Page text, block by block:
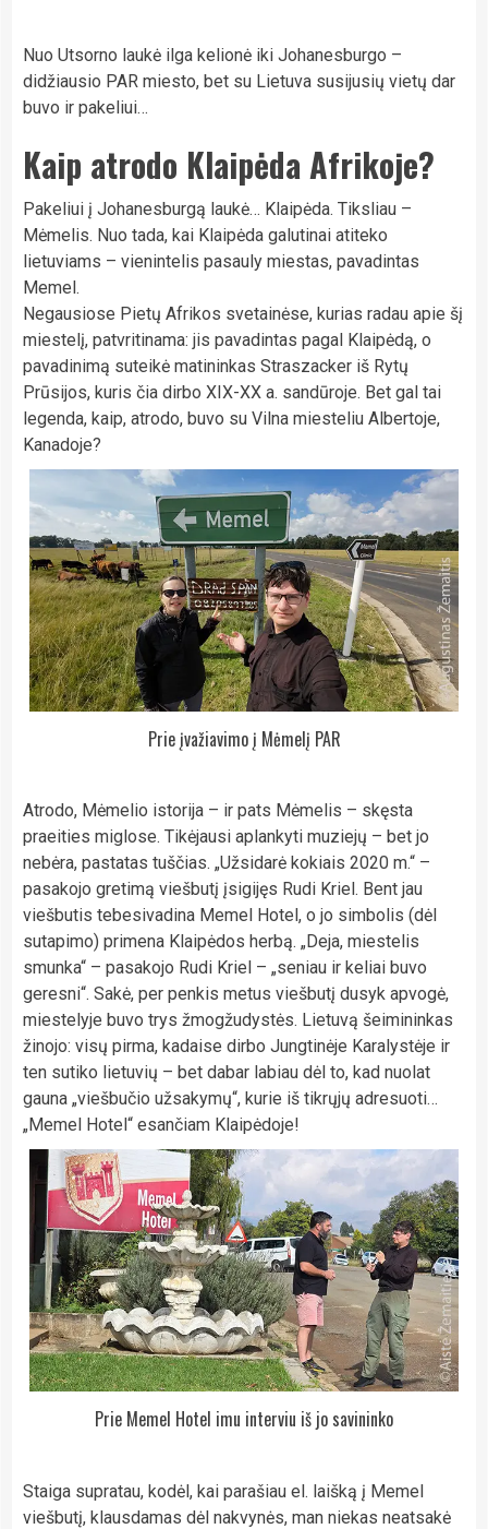
Nuo Utsorno laukė ilga kelionė iki Johanesburgo –
didžiausio PAR miesto, bet su Lietuva susijusių vietų dar
buvo ir pakeliui…
Kaip atrodo Klaipėda Afrikoje?
Pakeliui į Johanesburgą laukė… Klaipėda. Tiksliau –
Mėmelis. Nuo tada, kai Klaipėda galutinai atiteko
lietuviams – vienintelis pasauly miestas, pavadintas
Memel.
Negausiose Pietų Afrikos svetainėse, kurias radau apie šį
miestelį, patvritinama: jis pavadintas pagal Klaipėdą, o
pavadinimą suteikė matininkas Straszacker iš Rytų
Prūsijos, kuris čia dirbo XIX-XX a. sandūroje. Bet gal tai
legenda, kaip, atrodo, buvo su Vilna miesteliu Albertoje,
Kanadoje?
Prie įvažiavimo į Mėmelį PAR
Atrodo, Mėmelio istorija – ir pats Mėmelis – skęsta
praeities miglose. Tikėjausi aplankyti muziejų – bet jo
nebėra, pastatas tuščias. „Užsidarė kokiais 2020 m.“ –
pasakojo gretimą viešbutį įsigijęs Rudi Kriel. Bent jau
viešbutis tebesivadina Memel Hotel, o jo simbolis (dėl
sutapimo) primena Klaipėdos herbą. „Deja, miestelis
smunka“ – pasakojo Rudi Kriel – „seniau ir keliai buvo
geresni“. Sakė, per penkis metus viešbutį dusyk apvogė,
miestelyje buvo trys žmogžudystės. Lietuvą šeimininkas
žinojo: visų pirma, kadaise dirbo Jungtinėje Karalystėje ir
ten sutiko lietuvių – bet dabar labiau dėl to, kad nuolat
gauna „viešbučio užsakymų“, kurie iš tikrųjų adresuoti…
„Memel Hotel“ esančiam Klaipėdoje!
Prie Memel Hotel imu interviu iš jo savininko
Staiga supratau, kodėl, kai parašiau el. laišką į Memel
viešbutį, klausdamas dėl nakvynės, man niekas neatsakė